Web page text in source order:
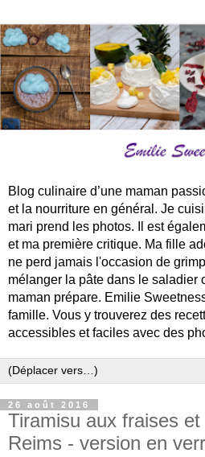
Blog culinaire d’une maman
et la nourriture en général. Je
mari prend les photos. Il est
et ma première critique. Ma fille
ne perd jamais l'occasion de
mélanger la pâte dans le saladier
maman prépare. Emilie
famille. Vous y trouverez des
accessibles et faciles avec des
26 août 2016
Tiramisu aux fraises
Reims - version en